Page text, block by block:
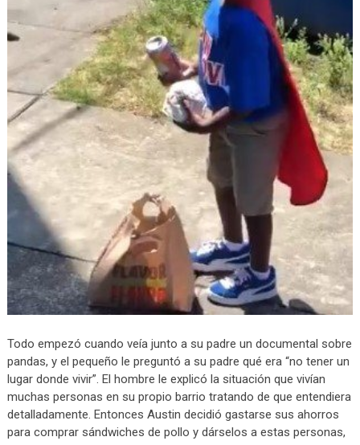
Todo empezó cuando veía junto a su padre un documental sobre
pandas, y el pequeño le preguntó a su padre qué era “no tener un
lugar donde vivir”. El hombre le explicó la situación que vivían
muchas personas en su propio barrio tratando de que entendiera
detalladamente. Entonces Austin decidió gastarse sus ahorros
para comprar sándwiches de pollo y dárselos a estas personas,